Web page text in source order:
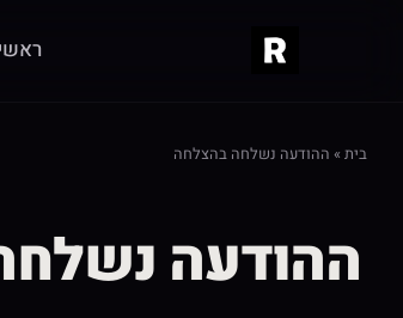
בית » ההודעה נשלחה בהצלחה
ההודעה